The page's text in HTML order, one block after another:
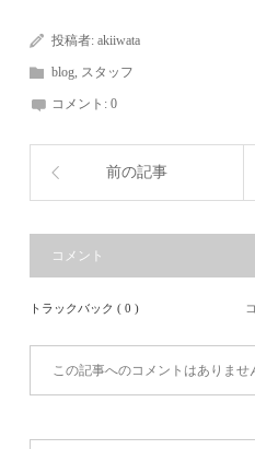
投稿者:akiiwata
blog, スタッフ
コメント:0
前の記事
コメント
トラックバック ( 0 )
この記事へのコメントはありませ